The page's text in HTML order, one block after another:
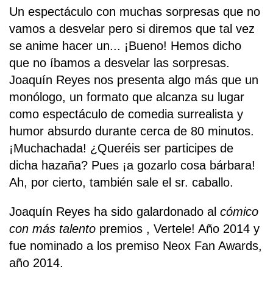
Un espectáculo con muchas sorpresas que no
vamos a desvelar pero si diremos que tal vez
se anime hacer un... ¡Bueno! Hemos dicho
que no íbamos a desvelar las sorpresas.
Joaquín Reyes nos presenta algo más que un
monólogo, un formato que alcanza su lugar
como espectáculo de comedia surrealista y
humor absurdo durante cerca de 80 minutos.
¡Muchachada! ¿Queréis ser participes de
dicha hazaña? Pues ¡a gozarlo cosa bárbara!
Ah, por cierto, también sale el sr. caballo.
Joaquín Reyes ha sido galardonado al cómico
con más talento premios , Vertele! Año 2014 y
fue nominado a los premiso Neox Fan Awards,
año 2014.